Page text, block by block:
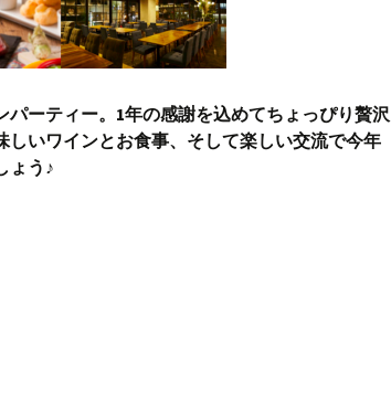
パーティー。1年の感謝を込めてちょっぴり贅沢
いワインとお食事、そして楽しい交流で今年
ょう♪